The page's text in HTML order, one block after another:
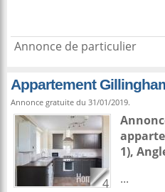
Annonce de particulier
Appartement
Annonce gratuite du 31/01/2019.
4
1),
...